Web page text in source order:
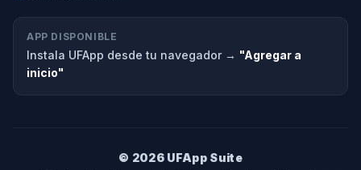
APP DISPONIBLE
Instala UFApp desde tu navegador → "Agregar a
inicio"
© 2026 UFApp Suite